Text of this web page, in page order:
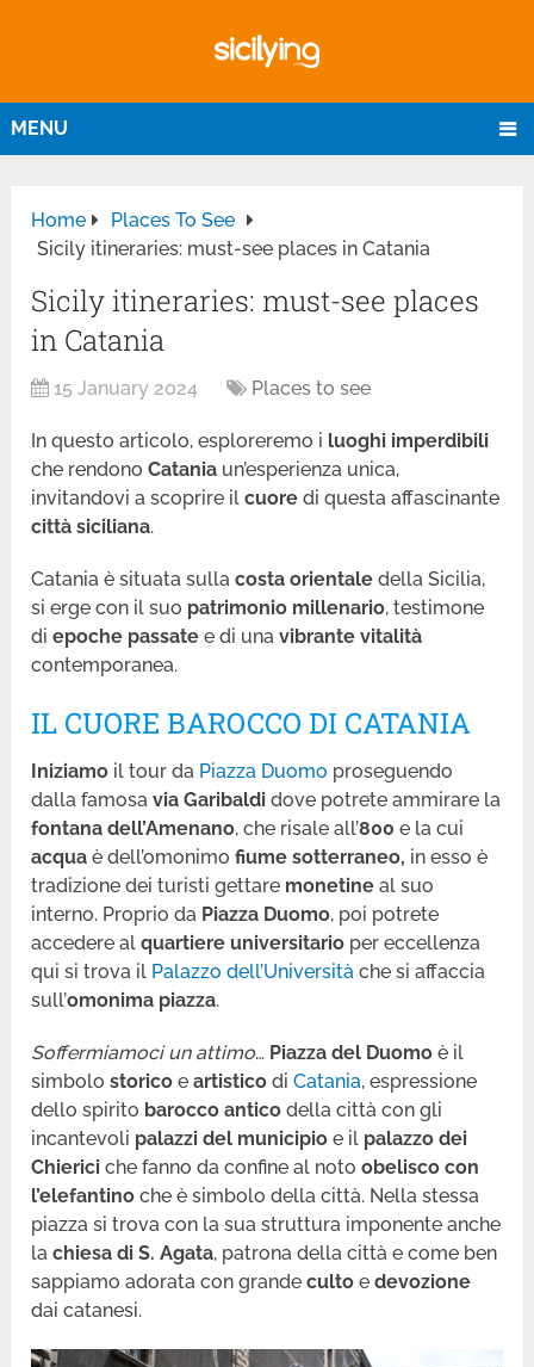
MENU
Home
Places To See
Sicily itineraries: must-see places in Catania
Sicily itineraries: must-see places
in Catania
15 January 2024 Places to see
In questo articolo, esploreremo i luoghi imperdibili
che rendonoCatania un’esperienza unica,
invitandovi a scoprire ilcuore di questa affascinante
città siciliana.
Catania è situata sullacosta orientale della Sicilia,
si erge con il suo patrimonio millenario, testimone
diepoche passatee di unavibrante vitalità
contemporanea.
IL CUORE BAROCCO DI CATANIA
Iniziamo il tour da Piazza Duomo proseguendo
dalla famosavia Garibaldidove potrete ammirare la
fontana dell’Amenano, che risale all’800e la cui
acquaè dell’omonimofiumesotterraneo, in esso è
tradizione dei turisti gettare monetineal suo
interno. Proprio da Piazza Duomo, poi potrete
accedere alquartiere universitario per eccellenza
qui si trova il Palazzo dell’Università che si affaccia
sull’omonima piazza.
Soffermiamoci un attimo… Piazza del Duomo è il
simbolostoricoeartisticodiCatania, espressione
dello spirito barocco antico della città con gli
incantevoli palazzi del municipio e il palazzo dei
Chierici che fanno da confine al notoobelisco con
l’elefantino che è simbolo della città. Nella stessa
piazza si trova con la sua struttura imponente anche
lachiesa di S. Agata, patrona della città e come ben
sappiamo adorata con grandecultoedevozione
dai catanesi.